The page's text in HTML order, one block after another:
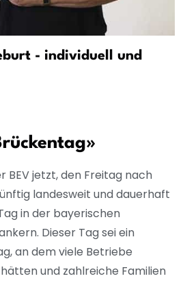
- individuell und
BEV jetzt, den Freitag nach
landesweit und dauerhaft
in der bayerischen
Dieser Tag sei ein
an dem viele Betriebe
und zahlreiche Familien